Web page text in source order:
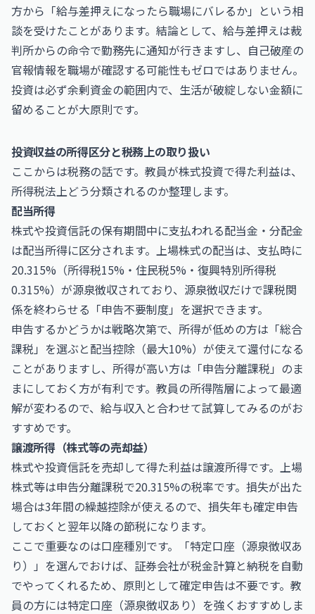
方から「給与差押えになったら職場にバレるか」という相
談を受けたことがあります。結論として、給与差押えは裁
判所からの命令で勤務先に通知が行きますし、自己破産の
官報情報を職場が確認する可能性もゼロではありません。
投資は必ず余剰資金の範囲内で、生活が破綻しない金額に
留めることが大原則です。
投資収益の所得区分と税務上の取り扱い
ここからは税務の話です。教員が株式投資で得た利益は、
所得税法上どう分類されるのか整理します。
配当所得
株式や投資信託の保有期間中に支払われる配当金・分配金
は配当所得に区分されます。上場株式の配当は、支払時に
20.315%（所得税15%・住民税5%・復興特別所得税
0.315%）が源泉徴収されており、源泉徴収だけで課税関
係を終わらせる「申告不要制度」を選択できます。
申告するかどうかは戦略次第で、所得が低めの方は「総合
課税」を選ぶと配当控除（最大10%）が使えて還付になる
ことがありますし、所得が高い方は「申告分離課税」のま
まにしておく方が有利です。教員の所得階層によって最適
解が変わるので、給与収入と合わせて試算してみるのがお
すすめです。
譲渡所得（株式等の売却益）
株式や投資信託を売却して得た利益は譲渡所得です。上場
株式等は申告分離課税で20.315%の税率です。損失が出た
場合は3年間の繰越控除が使えるので、損失年も確定申告
しておくと翌年以降の節税になります。
ここで重要なのは口座種別です。「特定口座（源泉徴収あ
り）」を選んでおけば、証券会社が税金計算と納税を自動
でやってくれるため、原則として確定申告は不要です。教
員の方には特定口座（源泉徴収あり）を強くおすすめしま